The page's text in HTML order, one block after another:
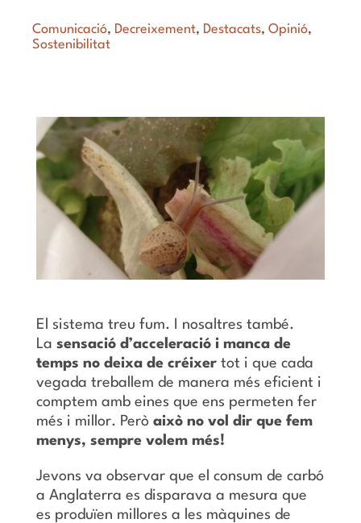
Comunicació, Decreixement, Destacats,Opinió,
Sostenibilitat
El sistema treu fum. I nosaltres també.
La sensació d’acceleració i manca de
temps no deixa de créixer tot i que cada
vegada treballem de manera més eficient i
comptem amb eines que ens permeten fer
més i millor. Però això no vol dir que fem
menys, sempre volem més!
Jevons va observar que el consum de carbó
a Anglaterra es disparava a mesura que
es produïen millores a les màquines de